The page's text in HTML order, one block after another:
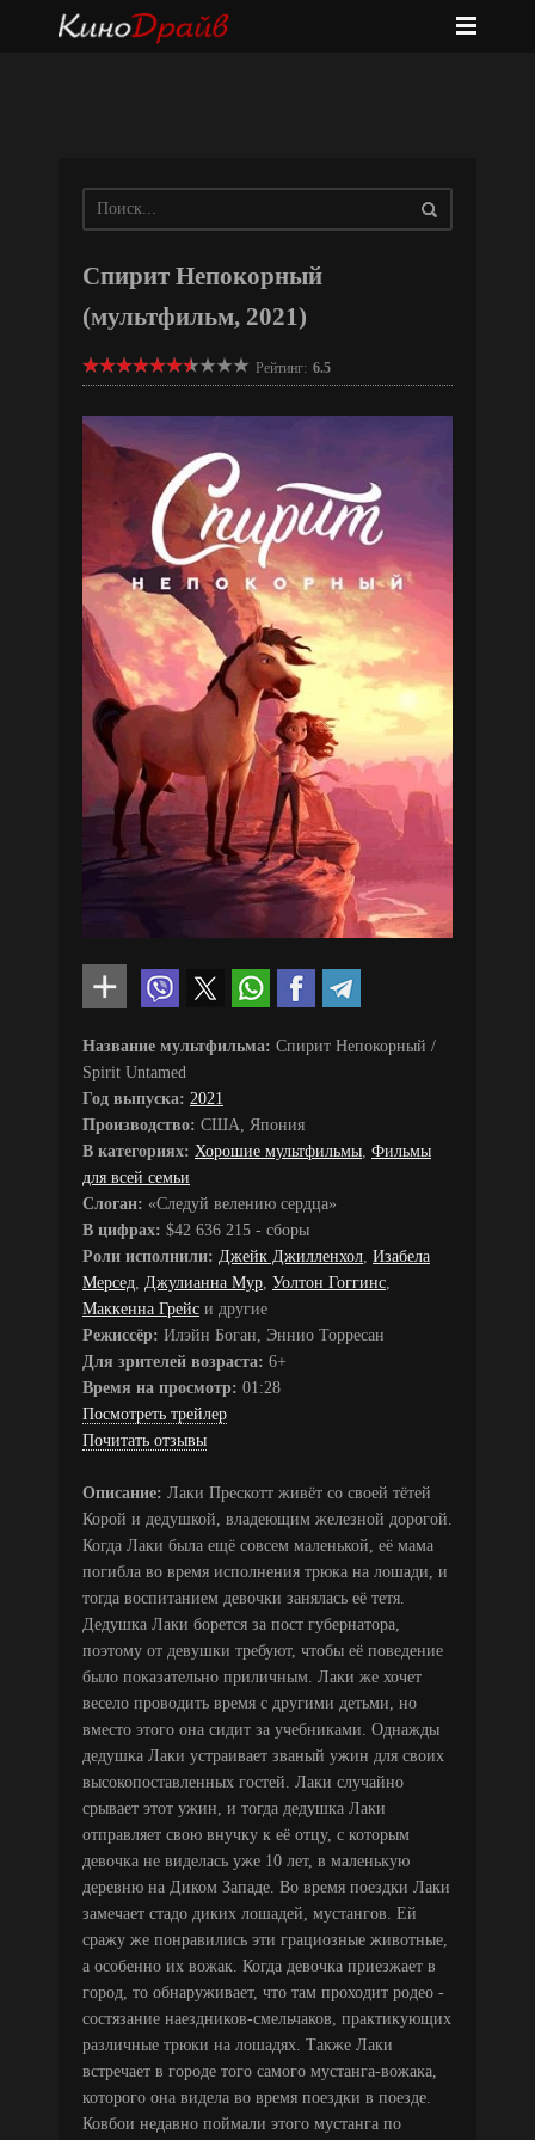
Спирит Непокорный
(мультфильм, 2021)
Рейтинг: 6.5
Название мультфильма: Спирит Непокорный /
Spirit Untamed
Год выпуска: 2021
Производство: США, Япония
В категориях: Хорошие мультфильмы, Фильмы
для всей семьи
Слоган: «Следуй велению сердца»
В цифрах: $42 636 215 - сборы
Роли исполнили: Джейк Джилленхол, Изабела
Мерсед, Джулианна Мур, Уолтон Гоггинс,
Маккенна Грейс и другие
Режиссёр: Илэйн Боган, Эннио Торресан
Для зрителей возраста: 6+
Время на просмотр: 01:28
Посмотреть трейлер
Почитать отзывы
Описание: Лаки Прескотт живёт со своей тётей
Корой и дедушкой, владеющим железной дорогой.
Когда Лаки была ещё совсем маленькой, её мама
погибла во время исполнения трюка на лошади, и
тогда воспитанием девочки занялась её тетя.
Дедушка Лаки борется за пост губернатора,
поэтому от девушки требуют, чтобы её поведение
было показательно приличным. Лаки же хочет
весело проводить время с другими детьми, но
вместо этого она сидит за учебниками. Однажды
дедушка Лаки устраивает званый ужин для своих
высокопоставленных гостей. Лаки случайно
срывает этот ужин, и тогда дедушка Лаки
отправляет свою внучку к её отцу, с которым
девочка не виделась уже 10 лет, в маленькую
деревню на Диком Западе. Во время поездки Лаки
замечает стадо диких лошадей, мустангов. Ей
сражу же понравились эти грациозные животные,
а особенно их вожак. Когда девочка приезжает в
город, то обнаруживает, что там проходит родео -
состязание наездников-смельчаков, практикующих
различные трюки на лошадях. Также Лаки
встречает в городе того самого мустанга-вожака,
которого она видела во время поездки в поезде.
Ковбои недавно поймали этого мустанга по